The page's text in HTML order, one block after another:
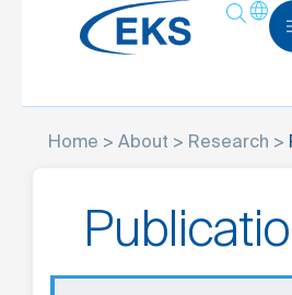
Home > About > Research >